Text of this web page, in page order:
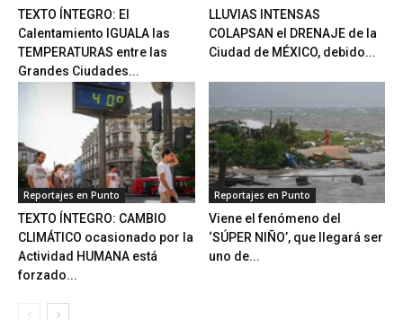
TEXTO ÍNTEGRO: El
Calentamiento IGUALA las
TEMPERATURAS entre las
Grandes Ciudades...
LLUVIAS INTENSAS
COLAPSAN el DRENAJE de la
Ciudad de MÉXICO, debido...
Reportajes en Punto
TEXTO ÍNTEGRO: CAMBIO
CLIMÁTICO ocasionado por la
Actividad HUMANA está
forzado...
Reportajes en Punto
Viene el fenómeno del
‘SÚPER NIÑO’, que llegará ser
uno de...